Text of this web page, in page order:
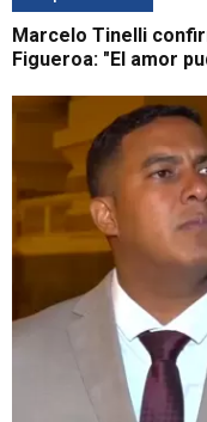
Marcelo Tinelli
Figueroa: "El amor